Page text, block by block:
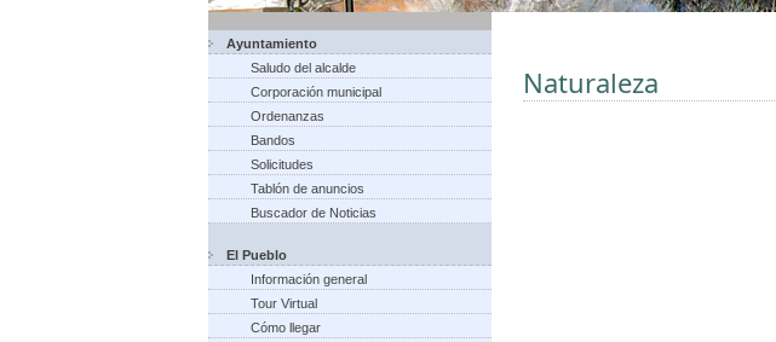
Ayuntamiento
Saludo del alcalde
Corporación municipal
Ordenanzas
Bandos
Solicitudes
Tablón de anuncios
Buscador de Noticias
El Pueblo
Información general
Tour Virtual
Cómo llegar
Naturaleza